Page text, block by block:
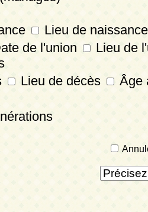
Lieu de naissance
de l'union
Lieu de
Lieu de décès
Âge